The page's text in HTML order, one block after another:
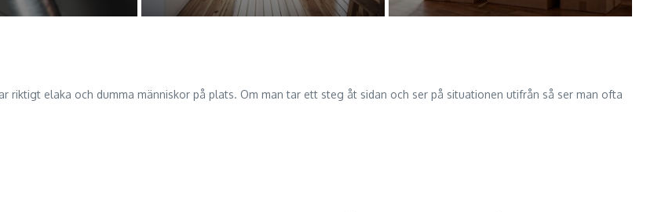
elaka och dumma människor på plats. Om man tar ett steg åt sidan och ser på situationen utifrån så ser man ofta